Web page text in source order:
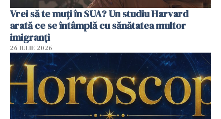
Vrei să te muți în SUA? Un studiu Harvard
arată ce se întâmplă cu sănătatea multor
imigranți
26 IULIE 2026